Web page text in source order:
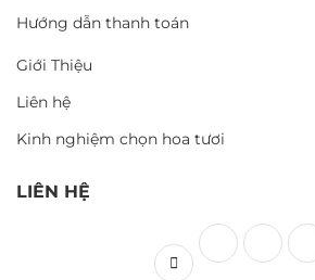
Hướng dẫn thanh toán
Giới Thiệu
Liên hệ
Kinh nghiệm chọn hoa tươi
LIÊN HỆ